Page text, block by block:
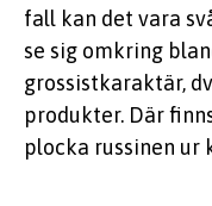
fall kan det vara
se sig omkring
grossistkaraktär,
produkter. Där
plocka russinen ur